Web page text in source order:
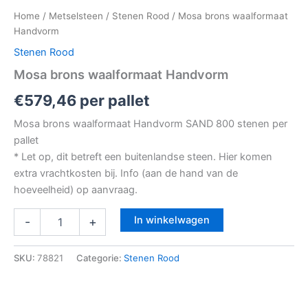
Home / Metselsteen / Stenen Rood / Mosa brons waalformaat
Handvorm
Stenen Rood
Mosa brons waalformaat Handvorm
€579,46 per pallet
Mosa brons waalformaat Handvorm SAND 800 stenen per
pallet
* Let op, dit betreft een buitenlandse steen. Hier komen
extra vrachtkosten bij. Info (aan de hand van de
hoeveelheid) op aanvraag.
- + In winkelwagen
SKU: 78821 Categorie: Stenen Rood